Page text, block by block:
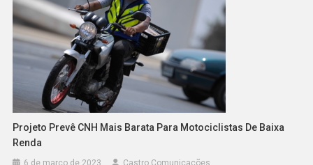
Projeto Prevê CNH Mais Barata Para Motociclistas De Baixa
Renda
6 de março de 2023 Castro Comunicações